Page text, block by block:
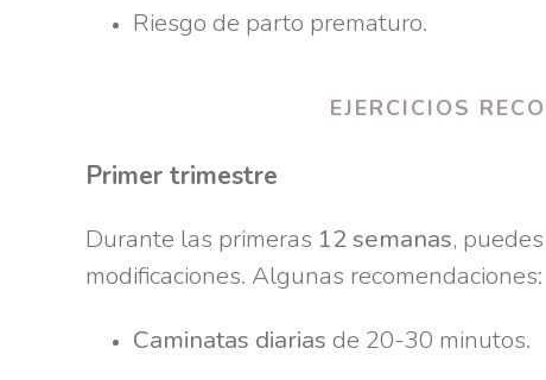
Riesgo de parto prematuro.
EJERCICIOS
Primer trimestre
Durante las primeras 12 semanas,
modificaciones. Algunas recomendaciones:
Caminatas diarias de 20-30 minutos.